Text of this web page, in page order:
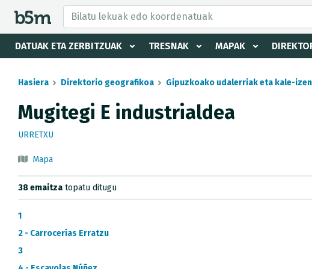
DATUAK ETA ZERBITZUAK TRESNAK MAPAK
eta direktorioa izkutatu
Hasiera Direktorio geografikoa Gipuzkoako udalerriak eta kale-
Mugitegi E industrialdea
URRETXU
Mapa
38 emaitza topatu ditugu
1
2 - Carrocerías Erratzu
3